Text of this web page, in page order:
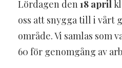
Lördagen den18 april
oss att snygga till i vårt
område. Vi samlas som
60 för genomgång av